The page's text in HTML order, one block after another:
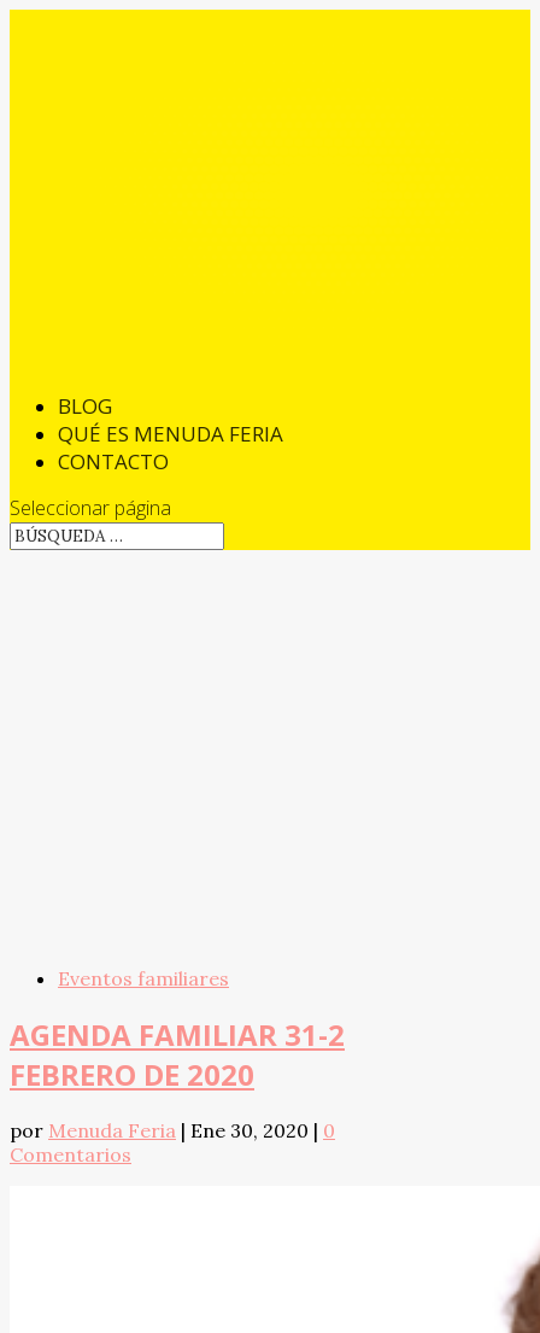
BLOG
QUÉ ES MENUDA FERIA
CONTACTO
Seleccionar página
Eventos familiares
AGENDA FAMILIAR 31-2
FEBRERO DE 2020
por Menuda Feria | Ene 30, 2020 | 0
Comentarios